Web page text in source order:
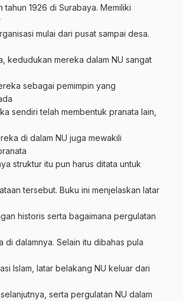
tahun 1926 di Surabaya. Memiliki
mulai dari pusat sampai desa.
kedudukan mereka dalam NU sangat
sebagai pemimpin yang
sendiri telah membentuk pranata lain,
di dalam NU juga mewakili
struktur itu pun harus ditata untuk
tersebut. Buku ini menjelaskan latar
historis serta bagaimana pergulatan
di dalamnya. Selain itu dibahas pula
Islam, latar belakang NU keluar dari
serta pergulatan NU dalam